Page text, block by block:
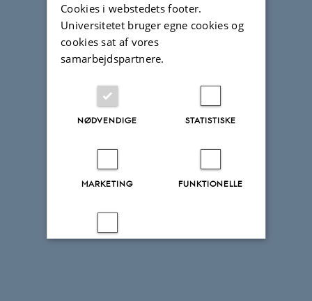
Cookies i webstedets footer.
Universitetet bruger egne cookies og
cookies sat af vores
samarbejdspartnere.
NØDVENDIGE STATISTISKE
MARKETING FUNKTIONELLE